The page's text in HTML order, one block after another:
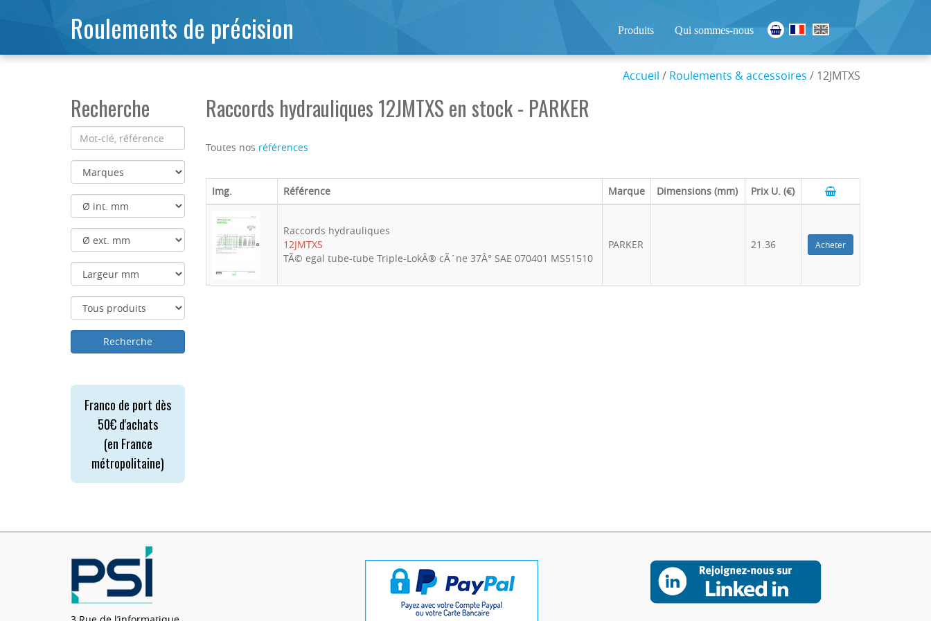
Roulements de précision Produits Qui sommes-nous
Accueil / Roulements & accessoires / 12JMTXS
Recherche
Franco de port dès
50€ d'achats
(en France
métropolitaine)
Raccords hydrauliques 12JMTXS en stock - PARKER
Toutes nos références
Img. Référence Marque Dimensions (mm) Prix U. (€)
Raccords hydrauliques
12JMTXS
TÃ© egal tube-tube Triple-LokÂ® cÃ´ne 37Â° SAE 070401 MS51510
PARKER 21.36 Acheter